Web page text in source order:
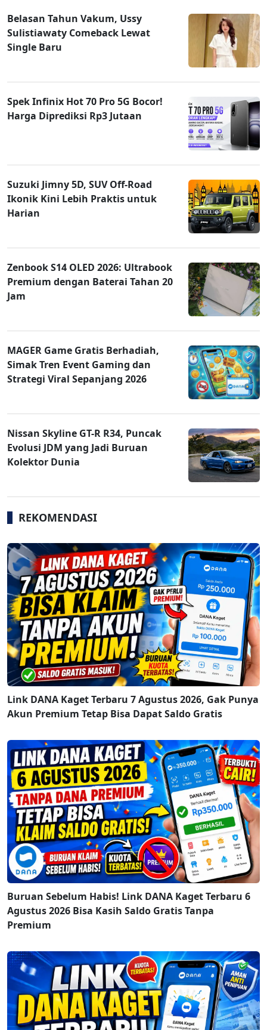
Belasan Tahun Vakum, Ussy
Sulistiawaty Comeback Lewat
Single Baru
Spek Infinix Hot 70 Pro 5G Bocor!
Harga Diprediksi Rp3 Jutaan
Suzuki Jimny 5D, SUV Off-Road
Ikonik Kini Lebih Praktis untuk
Harian
Zenbook S14 OLED 2026: Ultrabook
Premium dengan Baterai Tahan 20
Jam
MAGER Game Gratis Berhadiah,
Simak Tren Event Gaming dan
Strategi Viral Sepanjang 2026
Nissan Skyline GT-R R34, Puncak
Evolusi JDM yang Jadi Buruan
Kolektor Dunia
REKOMENDASI
Link DANA Kaget Terbaru 7 Agustus 2026, Gak Punya
Akun Premium Tetap Bisa Dapat Saldo Gratis
Buruan Sebelum Habis! Link DANA Kaget Terbaru 6
Agustus 2026 Bisa Kasih Saldo Gratis Tanpa
Premium